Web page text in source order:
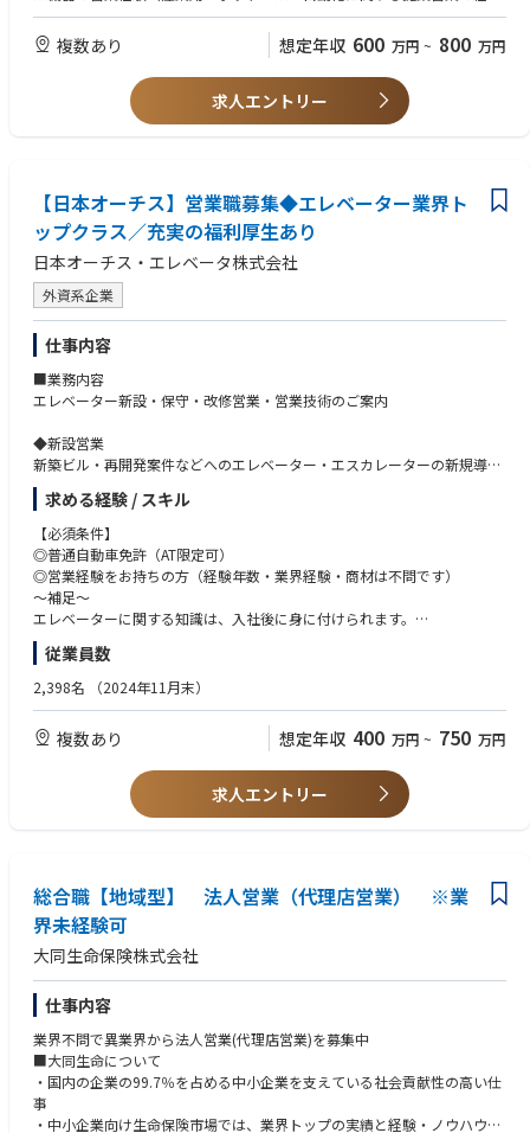
験）
もしくはセンサ関連の営業経験
モノ売りだけでなく、技術者と並走してコト（システム技術）を組み合わ
せた提案にチャレンジしたい方
複数あり 想定年収 600 万円 ~ 800 万円
求人エントリー
【日本オーチス】営業職募集◆エレベーター業界ト
ップクラス／充実の福利厚生あり
日本オーチス・エレベータ株式会社
外資系企業
仕事内容
■業務内容
エレベーター新設・保守・改修営業・営業技術のご案内
◆新設営業
新築ビル・再開発案件などへのエレベーター・エスカレーターの新規導入
をご提案。
デベロッパー、ゼネコン、設計事務所とのコミュニケーションが中心で、
仕様調整・スケジュール確認・価格協議など、プロジェクト全体を調整す
る役割を担います。
※新設ビルへの納品が多く、長期的な関係づくりが重要です。
◆保守営業
ご提案。
定期点検・部品交換などの保守内容について説明しながら、安全性・稼働
率を維持するためのサポートを行うポジションです。他社製の昇降機を利
用されているお客様への切り替え提案も担当します。
既存のエレベーター・エスカレーターが一定年数経過したお客様に、リニ
ューアル工事・機能アップグレードをご提案。
◆営業技術
営業が受注した案件を、実際に製造・施工できる形に落とし込む役割で
す。
建物の仕様や制約を確認しながら、
・工事スケジュール調整
・仕様・仕上げ色の決定
・図面確認
・社内への製造指示
を担当。営業と技術の橋渡し役として、納期・品質・コストのバランスを
保つ重要なポジションです。
求める経験 / スキル
【必須条件】
◎普通自動車免許（AT限定可）
◎営業経験をお持ちの方（経験年数・業界経験・商材は不問です）
～補足～
エレベーターに関する知識は、入社後に身に付けられます。
業界や商材などは問いません。
従業員数
2,398名 （2024年11月末）
複数あり 想定年収 400 万円 ~ 750 万円
求人エントリー
総合職【地域型】 法人営業（代理店営業） ※業
界未経験可
大同生命保険株式会社
仕事内容
業界不問で異業界から法人営業(代理店営業)を募集中
■大同生命について
・国内の企業の99.7％を占める中小企業を支えている社会貢献性の高い仕
事
・中小企業向け生命保険市場では、業界トップの実績と経験・ノウハウ